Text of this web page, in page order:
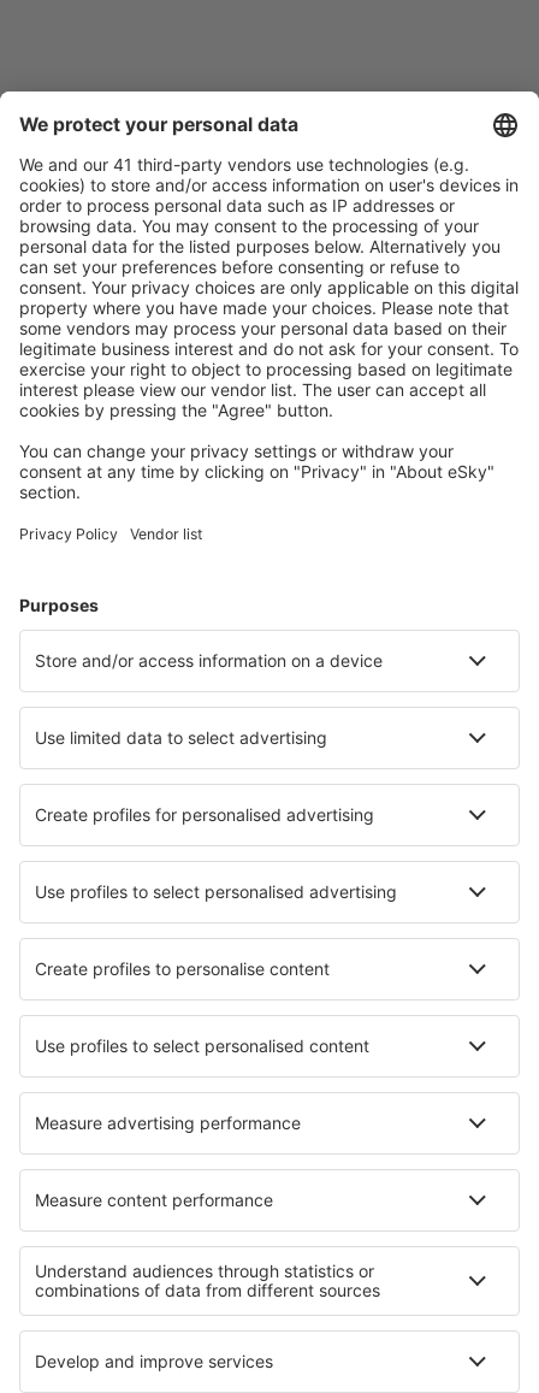
Nabídka dle vašich očekávání.
Pečlivé plánování
Bezproblémová rezervace s možností bezplatného
zrušení.
S námi ušetříte
Atraktivní ceny a speciální nabídky pro přihlášené
uživatele.
Vyberte si z více než 1.3 milionu zařízení: hotelů,
apartmánů, chat a dalších.
Hotely v Irsku - Oblíbená města
Hotely in Killarney Hotely v Dublinu Hotely in Slane
Hotely in Letterfrack Hotely in Portmagee
Nejlepší hotely - města
Hotely in Debki Hotely Dora Creek
Hotely in Miralago Hotely in Herepian
Hotely in Les Paccots Hotely in Nyhamnslage
Hotely in Boleścin Hotely in Thénac
Nejlepší hotely - regiony
Hotely v Irsku Hotely v oblasti Grand Canyonu
Hotely in Grand Teton National Park
Hotely in Kazanlak province